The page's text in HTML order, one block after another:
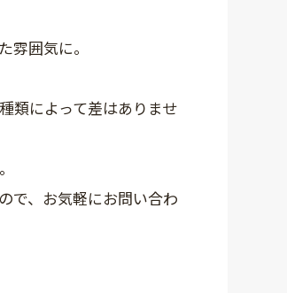
雰囲気に。
類によって差はありませ
で、お気軽にお問い合わ